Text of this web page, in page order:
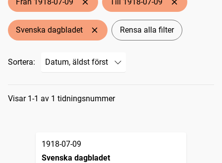
Svenska dagbladet Rensa alla filter
Sortera:
Sökresultat
Visar 1-1 av 1 tidningsnummer
1918-07-09
Svenska dagbladet